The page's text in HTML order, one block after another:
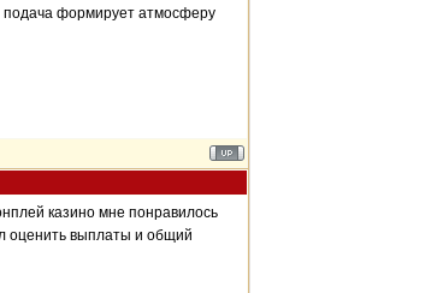
подача формирует атмосферу
казино мне понравилось
оценить выплаты и общий